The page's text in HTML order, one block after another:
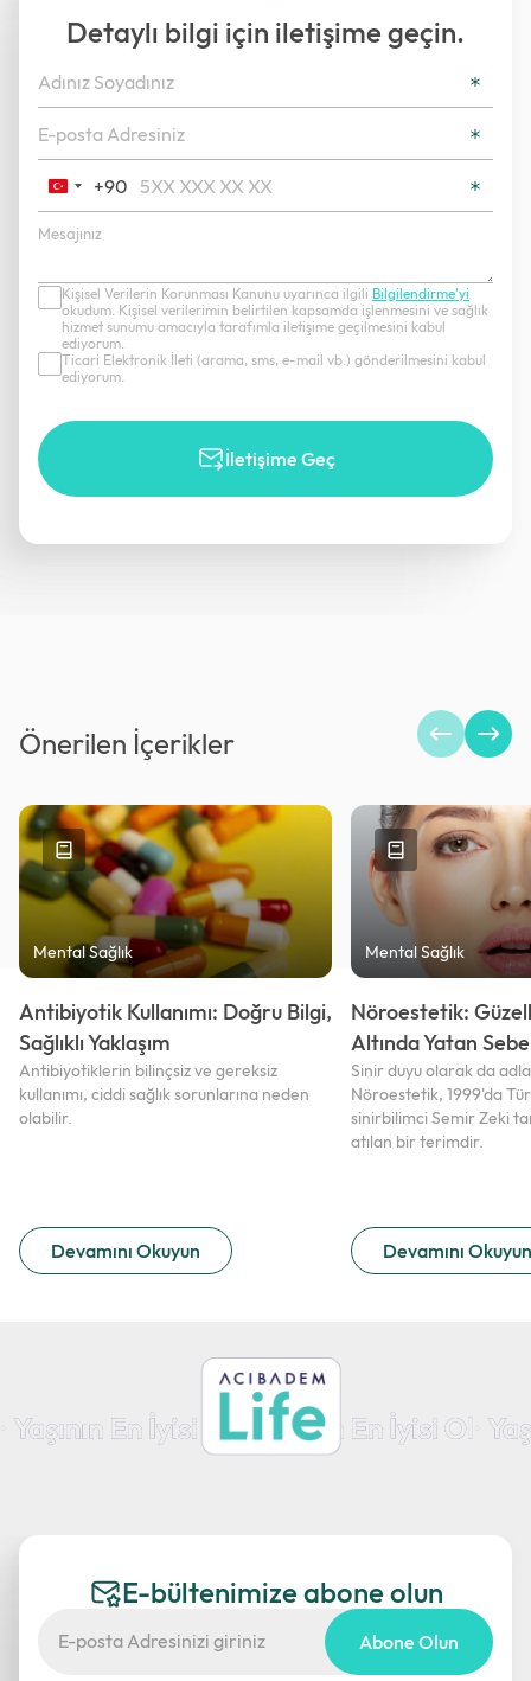
Detaylı bilgi için iletişime geçin.
Turkey
+90
+90
Kişisel Verilerin Korunması Kanunu uyarınca ilgili Bilgilendirme’yi
okudum. Kişisel verilerimin belirtilen kapsamda işlenmesini ve sağlık
hizmet sunumu amacıyla tarafımla iletişime geçilmesini kabul
ediyorum.
Ticari Elektronik İleti (arama, sms, e-mail vb.) gönderilmesini kabul
ediyorum.
İletişime Geç
Önerilen İçerikler
Mental Sağlık
Antibiyotik Kullanımı: Doğru Bilgi,
Sağlıklı Yaklaşım
Devamını Okuyun
Antibiyotiklerin bilinçsiz ve gereksiz
kullanımı, ciddi sağlık sorunlarına neden
olabilir.
Mental Sağlık
Nöroestetik:
Altında Yatan
Devamını Okuyun
Sinir duyu olarak da
Nöroestetik, 1999'da
sinirbilimci Semir Zeki
atılan bir terimdir.
E-bültenimize abone olun
Abone Olun